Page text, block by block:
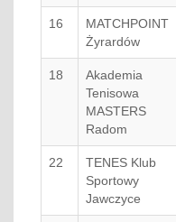
16
MATCHPOINT
Żyrardów
18
Akademia
Tenisowa
MASTERS
Radom
22
TENES Klub
Sportowy
Jawczyce